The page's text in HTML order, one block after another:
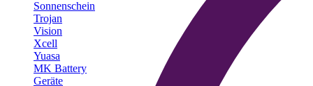
Sonnenschein
Trojan
Vision
Xcell
Yuasa
MK Battery
Geräte